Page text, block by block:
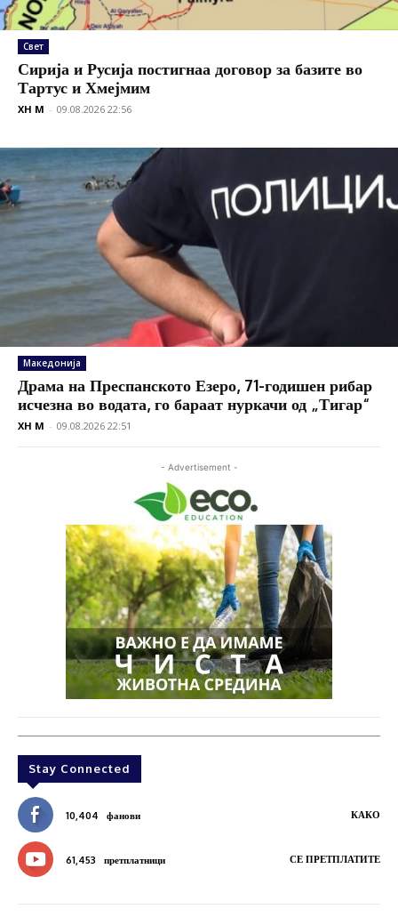
Свет
Сирија и Русија постигнаа договор за базите во
Тартус и Хмејмим
XH M - 09.08.2026 22:56
Македонија
Драма на Преспанското Езеро, 71-годишен рибар
исчезна во водата, го бараат нуркачи од „Тигар“
XH M - 09.08.2026 22:51
- Advertisement -
Stay Connected
10,404 фанови КАКО
61,453 претплатници СЕ ПРЕТПЛАТИТЕ